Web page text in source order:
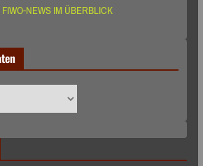
NEWS IM ÜBERBLICK